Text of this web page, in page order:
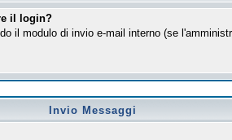
il login?
il modulo di invio e-mail interno (se
Invio Messaggi